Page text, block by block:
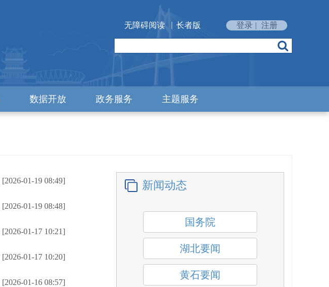
无障碍阅读 | 长者版 登录 | 注册
数据开放 政务服务 主题服务
[2026-01-19 08:49]
[2026-01-19 08:48]
[2026-01-17 10:21]
[2026-01-17 10:20]
[2026-01-16 08:57]
新闻动态
国务院
湖北要闻
黄石要闻